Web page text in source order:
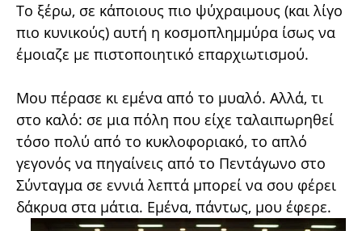
Το ξέρω, σε κάποιους πιο ψύχραιμους (και λίγο
πιο κυνικούς) αυτή η κοσμοπλημμύρα ίσως να
έμοιαζε με πιστοποιητικό επαρχιωτισμού.
Μου πέρασε κι εμένα από το μυαλό. Αλλά, τι
στο καλό: σε μια πόλη που είχε ταλαιπωρηθεί
τόσο πολύ από το κυκλοφοριακό, το απλό
γεγονός να πηγαίνεις από το Πεντάγωνο στο
Σύνταγμα σε εννιά λεπτά μπορεί να σου φέρει
δάκρυα στα μάτια. Εμένα, πάντως, μου έφερε.